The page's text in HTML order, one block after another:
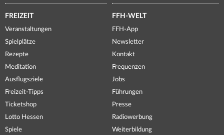
FREIZEIT
Veranstaltungen
Spielplätze
Rezepte
Meditation
Ausflugsziele
Freizeit-Tipps
Ticketshop
Lotto Hessen
Spiele
FFH-WELT
FFH-App
Newsletter
Kontakt
Frequenzen
Jobs
Führungen
Presse
Radiowerbung
Weiterbildung